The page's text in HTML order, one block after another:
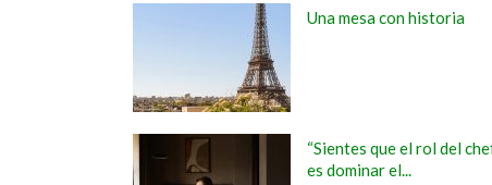
Una mesa con historia
“Sientes que el rol del
es dominar el...